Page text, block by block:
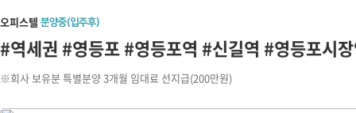
오피스텔 분양중(입주후)
#역세권 #영등포 #영등포역 #신길역 #영등포시
※회사 보유분 특별분양 3개월 임대료 선지급(200만원)